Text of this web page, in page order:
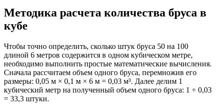
Методика расчета количества бруса в
кубе
Чтобы точно определить, сколько штук бруса 50 на 100
длиной 6 метров содержится в одном кубическом метре,
необходимо выполнить простые математические вычисления.
Сначала рассчитаем объем одного бруса, перемножив его
размеры: 0,05 м × 0,1 м × 6 м = 0,03 м³. Далее делим 1
кубический метр на полученный объем одного бруса: 1 ÷ 0,03
= 33,3 штуки.